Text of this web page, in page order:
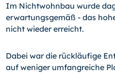
Im Nichtwohnbau wurde
erwartungsgemäß - das
nicht wieder erreicht.
Dabei war die rückläufige
auf weniger umfangreiche